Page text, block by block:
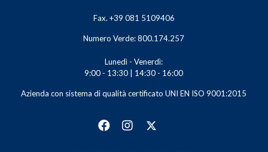
Fax. +39 081 5109406
Numero Verde: 800.174.257
Lunedì - Venerdì:
9:00 - 13:30 | 14:30 - 16:00
Azienda con sistema di qualità certificato UNI EN ISO 9001:2015